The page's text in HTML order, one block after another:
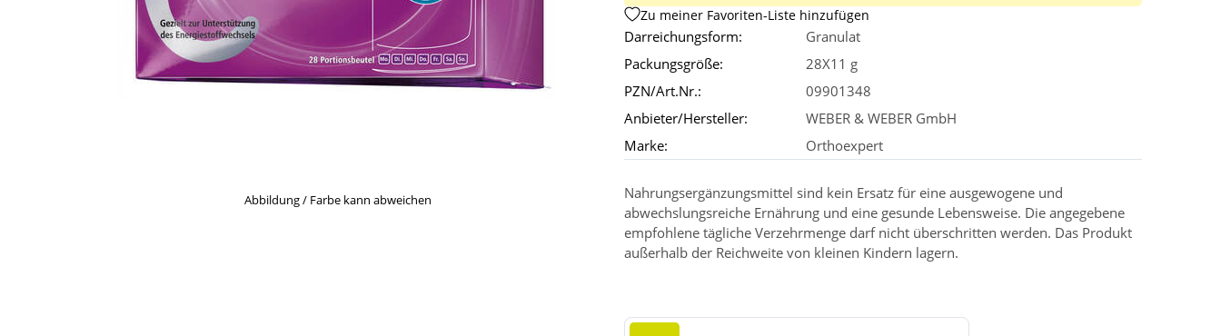
Abbildung / Farbe kann abweichen
Zu meiner Favoriten-Liste hinzufügen
Darreichungsform:
Granulat
Packungsgröße:
28X11 g
PZN/Art.Nr.:
09901348
Anbieter/Hersteller:
WEBER & WEBER GmbH
Marke:
Orthoexpert
Nahrungsergänzungsmittel sind kein Ersatz für eine ausgewogene und
abwechslungsreiche Ernährung und eine gesunde Lebensweise. Die angegebene
empfohlene tägliche Verzehrmenge darf nicht überschritten werden. Das Produkt
außerhalb der Reichweite von kleinen Kindern lagern.